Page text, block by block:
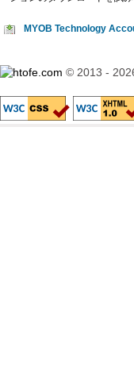
MYOB Technology
© 2013 -